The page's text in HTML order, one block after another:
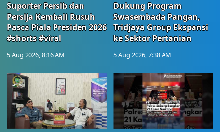
Suporter Persib dan
Persija Kembali Rusuh
Pasca Piala Presiden 2026
#shorts #viral
5 Aug 2026, 8:16 AM
Dukung Program
Swasembada Pangan,
Tridjaya Group Ekspansi
ke Sektor Pertanian
5 Aug 2026, 7:38 AM